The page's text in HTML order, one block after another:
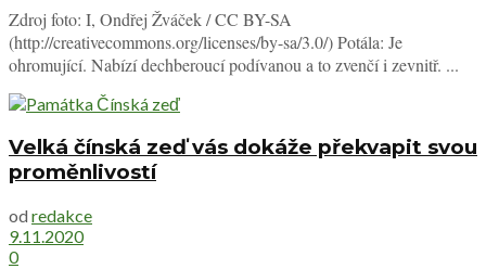
Zdroj foto: I, Ondřej Žváček / CC BY-SA
(http://creativecommons.org/licenses/by-sa/3.0/) Potála: Je
ohromující. Nabízí dechberoucí podívanou a to zvenčí i zevnitř. ...
Velká čínská zeď vás dokáže překvapit svou
proměnlivostí
od redakce
9.11.2020
0